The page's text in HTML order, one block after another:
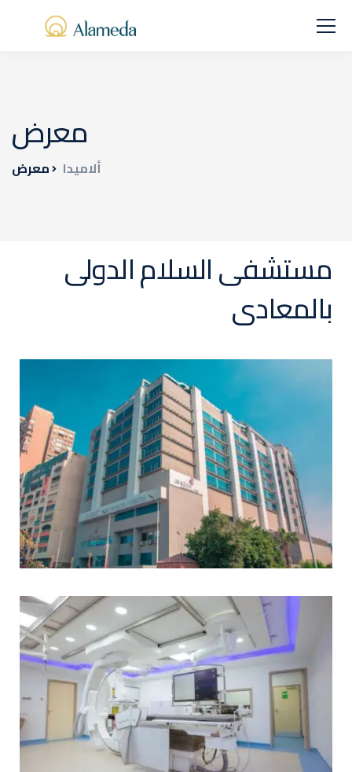
معرض
ألاميدا معرض
مستشفى السلام الدولى
بالمعادى